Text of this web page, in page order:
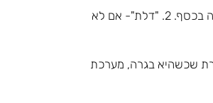
פס' 9: האחים תוהים מה יעשו ביום שיצטרכו להשיא אותה: 1. "חומה"- אם היא תמימה עדיין, נבנה עליה ארמון כסף, כלומר נברך אותה ונמלא אותה בכסף. 2. "דלת"- אם לא
שכשהיא בגרה, מערכת